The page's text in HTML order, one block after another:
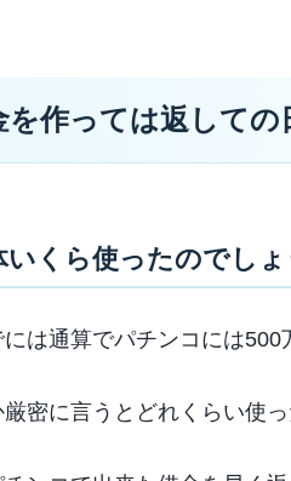
を作っては返しての
いくら使ったのでしょ
は通算でパチンコには500
厳密に言うとどれくらい使っ